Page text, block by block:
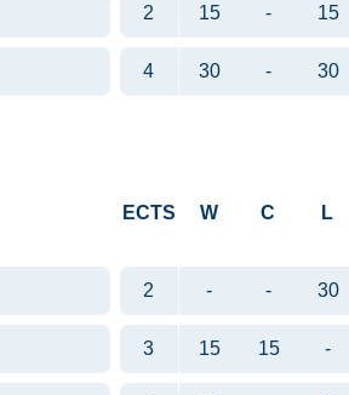
2 15 - 15
4 30 - 30
ECTS W C L
2 - - 30
3 15 15 -